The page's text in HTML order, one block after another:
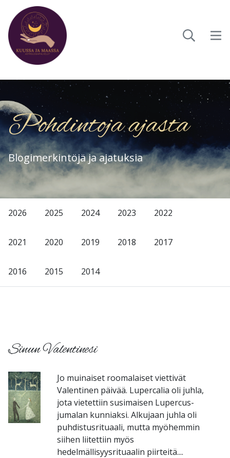
Pohdintoja ajasta
Blogimerkintöjä ja ajatuksia
2026 2025 2024 2023 2022
2021 2020 2019 2018 2017
2016 2015 2014
Sinun Valentinesi
Jo muinaiset roomalaiset viettivät
Valentinen päivää. Lupercalia oli juhla,
jota vietettiin susimaisen Lupercus-
jumalan kunniaksi. Alkujaan juhla oli
puhdistusrituaali, mutta myöhemmin
siihen liitettiin myös
hedelmällisyysrituaalin piirteitä....